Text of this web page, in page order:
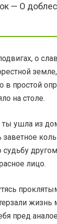
— О
о
земле,
в простой
на столе.
ты ушла из
лицо.
пред